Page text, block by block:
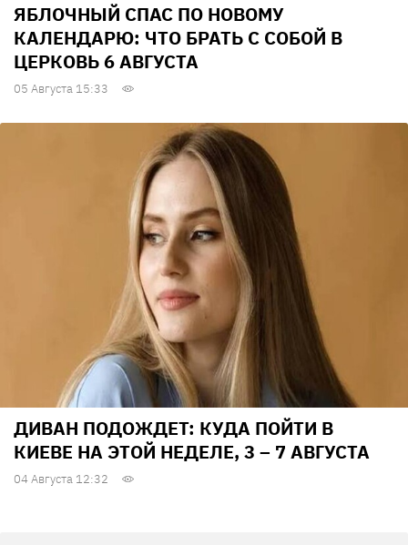
ЯБЛОЧНЫЙ СПАС ПО НОВОМУ
КАЛЕНДАРЮ: ЧТО БРАТЬ С СОБОЙ В
ЦЕРКОВЬ 6 АВГУСТА
05 Августа 15:33
ДИВАН ПОДОЖДЕТ: КУДА ПОЙТИ В
КИЕВЕ НА ЭТОЙ НЕДЕЛЕ, 3 – 7 АВГУСТА
04 Августа 12:32